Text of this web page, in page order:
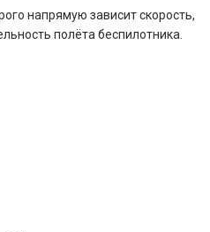
напрямую зависит скорость,
полёта беспилотника.